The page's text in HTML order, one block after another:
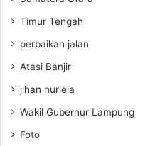
Timur Tengah
perbaikan jalan
Atasi Banjir
jihan nurlela
Wakil Gubernur Lampung
Foto